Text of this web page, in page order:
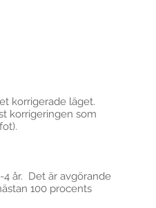
korrigerade läget.
korrigeringen som
år. Det är avgörande
100 procents